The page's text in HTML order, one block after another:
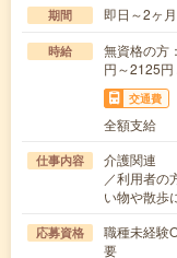
期間 即日～2ヶ
時給
無資格の方
円～2125
交通費
全額支給
仕事内容
介護関連
／利用者
い物や散歩
応募資格
職種未経験
要